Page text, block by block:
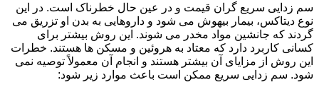
سم زدایی سریع گران قیمت و در عین حال خطرناک است. در این
نوع دیتاکس، بیمار بیهوش می شود و داروهایی به بدن او تزریق می
گردند که جانشین مواد مخدر می شوند. این روش بیشتر برای
کسانی کاربرد دارد که معتاد به هروئین و مسکن ها هستند. خطرات
این روش از مزایای آن بیشتر هستند و انجام آن معمولاً توصیه نمی
شود. سم زدایی سریع ممکن است باعث موارد زیر شود: